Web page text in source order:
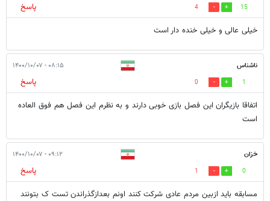
15
4
پاسخ
خیلی عالی و خیلی خنده دار است
ناشناس ۰۸:۱۵ - ۱۴۰۰/۱۰/۰۷
1
0
پاسخ
اتفاقا بازیگران این فصل بازی خوبی دارند و به نظرم این فصل هم فوق العاده
است
خزان ۰۹:۱۲ - ۱۴۰۰/۱۰/۰۷
0
1
پاسخ
مسابقه باید ازبین مردم عادی شرکت کنند اونم بعدازگذراندن تست ک بتونند